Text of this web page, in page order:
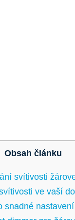
Obsah článku
svítivosti
⁢ve vaší
snadné